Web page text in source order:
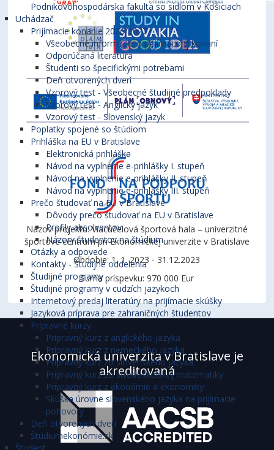
Podnikovohospodárska fakulta so sídlom v Košiciach
Uchádzač
Prijímacie konanie 2026/2027
Všeobecné informácie o prijímacom konaní
Odporúčaná literatúra
Študenti so špecifickými potrebami
Deň otvorených dverí
Vzorový test - Všeobecné študijné predpoklady
Vzorový test - Anglický jazyk
Vzorový test - Slovenský jazyk
Poplatky spojené so štúdiom
Prihláška na EU v Bratislave
Elektronická prihláška
Návod na vyplnenie e-prihlášky I. stupeň
Návod na vyplnenie e-prihlášky II. stupeň
Návod na vyplnenie e-prihlášky III. stupeň
Prečo študovať na EU v Bratislave
Dôvody prečo študovať na EU v Bratislave
Profily absolventov
Názory študentov na štúdium
Otázky a odpovede
Kontakty - Študijné oddelenia
Študijné programy
Študijné programy v cudzích jazykoch
Internetový predaj literatúry na prijímacie skúšky
Jazyková príprava pre zahraničných študentov
Prípravné kurzy
Prípravný kurz z anglického jazyka
Prípravný kurz z nemeckého jazyka
Prípravný kurz zo slovenského jazyka
Prípravný kurz zo stredoškolskej matematiky
Prípravný kurz z ekonómie a ekonomiky
Skúška úrovne slovenského jazyka na prijímacie
pohovory
Deň otvorených dverí
Štúdiumekonómie.sk
Názov projektu: Viacúčelová športová hala – univerzitné
športové centrum pri Ekonomickej univerzite v Bratislave
Obdobie: 1. 1. 2023 - 31.12.2023
Suma príspevku: 970 000 Eur
Ekonomická univerzita v Bratislave je
akreditovaná